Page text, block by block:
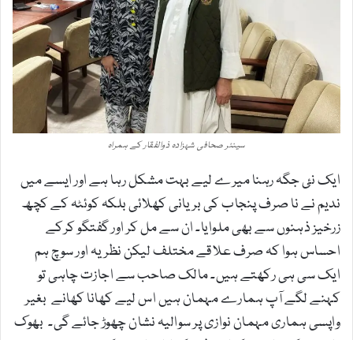
سینئر صحافی شہزادہ ذوالفقار کے ہمراہ
ایک نئ جگہ رہنا میرے لیے بہت مشکل رہا ہے اور ایسے میں
ندیم نے نا صرف پنجاب کی بریانی کھلائی بلکہ کوئٹہ کے کچھ
زرخیز ذہنوں سے بھی ملوایا۔ ان سے مل کر اور گفتگو کرکے
احساس ہوا کہ صرف علاقے مختلف لیکن نظریہ اور سوچ ہم
ایک سی ہی رکھتے ہیں۔ مالک صاحب سے اجازت چاہی تو
کہنے لگے آپ ہمارے مہمان ہیں اس لیے کھانا کھانے بغیر
واپسی ہماری مہمان نوازی پر سوالیہ نشان چھوڑ جائے گی۔ بھوک